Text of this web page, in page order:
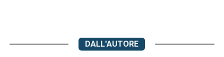
DALL'AUTORE